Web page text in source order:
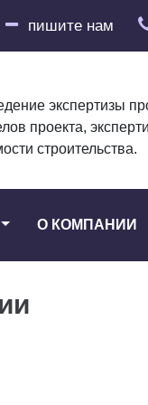
пишите нам
экспертизы
проекта,
строительства.
О КОМПАНИИ